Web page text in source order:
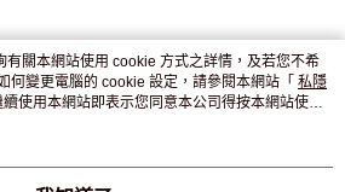
關本網站使用 cookie 方式之詳情，及若您不希
何變更電腦的 cookie 設定，請參閱本網站「 私隱
使用本網站即表示您同意本公司得按本網站使用
。